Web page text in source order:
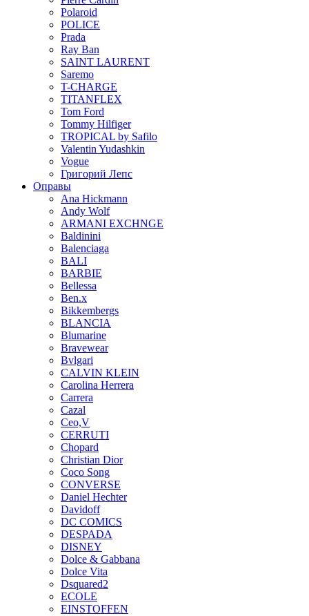
Polaroid
POLICE
Prada
Ray Ban
SAINT LAURENT
Saremo
T-CHARGE
TITANFLEX
Tom Ford
Tommy Hilfiger
TROPICAL by Safilo
Valentin Yudashkin
Vogue
Григорий Лепс
Оправы
Ana Hickmann
Andy Wolf
ARMANI EXCHNGE
Baldinini
Balenciaga
BALI
BARBIE
Bellessa
Ben.x
Bikkembergs
BLANCIA
Blumarine
Bravewear
Bvlgari
CALVIN KLEIN
Carolina Herrera
Carrera
Cazal
Ceo,V
CERRUTI
Chopard
Christian Dior
Coco Song
CONVERSE
Daniel Hechter
Davidoff
DC COMICS
DESPADA
DISNEY
Dolce & Gabbana
Dolce Vita
Dsquared2
ECOLE
EINSTOFFEN